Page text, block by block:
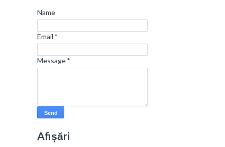
Name
Email *
Message*
Afișări